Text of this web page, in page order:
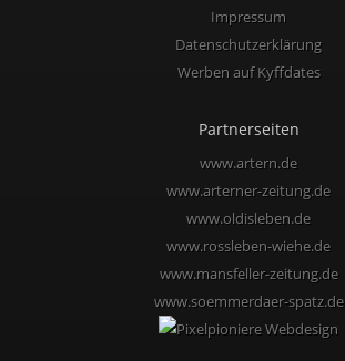
Impressum
Datenschutzerklärung
Werben auf Kyffdates
Partnerseiten
www.artern.de
www.arterner-zeitung.de
www.oldisleben.de
www.rossleben-wiehe.de
www.mansfeller-zeitung.de
www.soemmerdaer-spatz.de